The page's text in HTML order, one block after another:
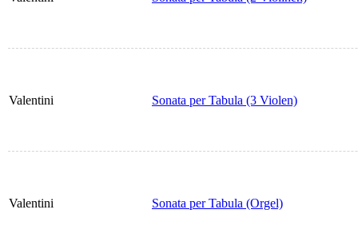
Valentini Sonata per Tabula (3 Violen)
Valentini Sonata per Tabula (Orgel)